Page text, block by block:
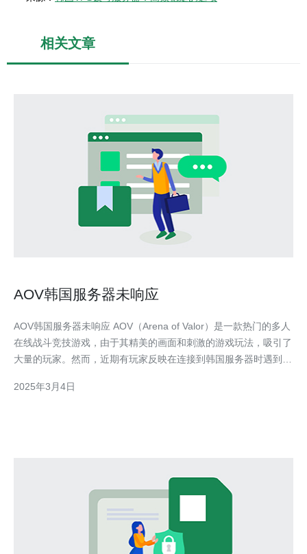
相关文章
AOV韩国服务器未响应
AOV韩国服务器未响应 AOV（Arena of Valor）是一款热门的多人
在线战斗竞技游戏，由于其精美的画面和刺激的游戏玩法，吸引了
大量的玩家。然而，近期有玩家反映在连接到韩国服务器时遇到了
种，其中一种常见的原因是服务器故障或维护。游戏开发商可能会
2025年3月4日